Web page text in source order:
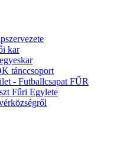
kar
tánccsoport
- Futballcsapat FŰR
Fűri Egylete